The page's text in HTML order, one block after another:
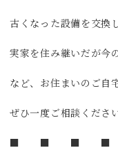
古くなった設備を交換
実家を住み継いだが今
など、お住まいのご自
ぜひ一度ご相談くださ